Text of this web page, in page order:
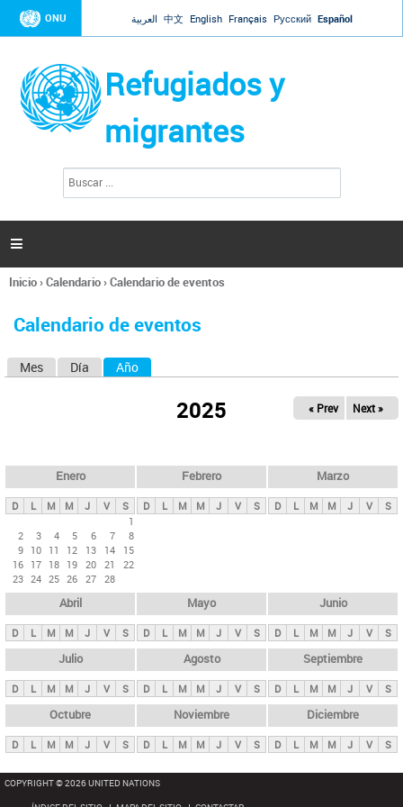
Jump to navigation
ONU العربية 中文 English Français Русский Español
Refugiados y
migrantes
l
d
s

Se
usted
Inicio›Calendario›Calendario de eventos
Calendario de eventos
s
p
n
i
p
a
l
s
Mes Día Año
2025 « Prev Next »
Enero
D L M M J V
S
1
2
3 4 5 6 7
8
9 10 11 12 13 14
15
16 17 18 19 20 21
22
23 24 25 26 27 28
Febrero
D L M M J V S
Marzo
D L M M J V S
Abril
D L M M J V S
Mayo
D L M M J V S
Junio
D L M M J V S
Julio
D L M M J V S
Agosto
D L M M J V S
Septiembre
D L M M J V S
Octubre
D L M M J V S
Noviembre
D L M M J V S
Diciembre
D L M M J V S
COPYRIGHT © 2026 UNITED NATIONS